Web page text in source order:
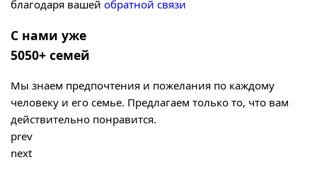
благодаря вашей обратной связи
С нами уже
5050+ семей
Мы знаем предпочтения и пожелания по каждому
человеку и его семье. Предлагаем только то, что вам
действительно понравится.
prev
next